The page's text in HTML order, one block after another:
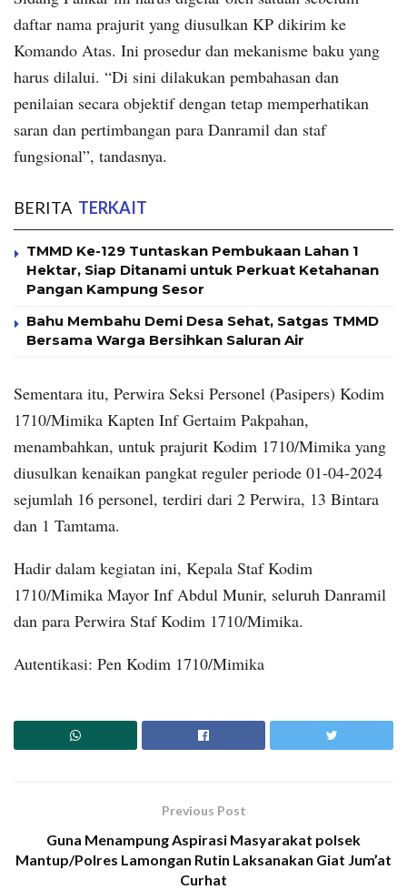
daftar nama prajurit yang diusulkan KP dikirim ke
Komando Atas. Ini prosedur dan mekanisme baku yang
harus dilalui. “Di sini dilakukan pembahasan dan
penilaian secara objektif dengan tetap memperhatikan
saran dan pertimbangan para Danramil dan staf
fungsional”, tandasnya.
BERITA TERKAIT
TMMD Ke-129 Tuntaskan Pembukaan Lahan 1
Hektar, Siap Ditanami untuk Perkuat Ketahanan
Pangan Kampung Sesor
Bahu Membahu Demi Desa Sehat, Satgas TMMD
Bersama Warga Bersihkan Saluran Air
Sementara itu, Perwira Seksi Personel (Pasipers) Kodim
1710/Mimika Kapten Inf Gertaim Pakpahan,
menambahkan, untuk prajurit Kodim 1710/Mimika yang
diusulkan kenaikan pangkat reguler periode 01-04-2024
sejumlah 16 personel, terdiri dari 2 Perwira, 13 Bintara
dan 1 Tamtama.
Hadir dalam kegiatan ini, Kepala Staf Kodim
1710/Mimika Mayor Inf Abdul Munir, seluruh Danramil
dan para Perwira Staf Kodim 1710/Mimika.
Autentikasi: Pen Kodim 1710/Mimika
Previous Post
Guna Menampung Aspirasi Masyarakat polsek
Mantup/Polres Lamongan Rutin Laksanakan Giat Jum’at
Curhat